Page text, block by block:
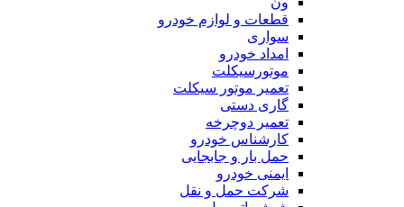
قطعات و لوازم خودرو
سواری
امداد خودرو
موتورسیکلت
تعمیر موتور سیکلت
گاری دستی
تعمیر دوچرخه
کارشناس خودرو
حمل بار و جابجایی
ایمنی خودرو
شرکت حمل و نقل